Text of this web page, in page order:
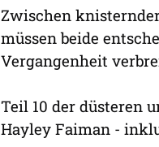
Zwischen
müssen beide
Vergangenheit
Teil 10 der düsteren
Hayley Faiman -